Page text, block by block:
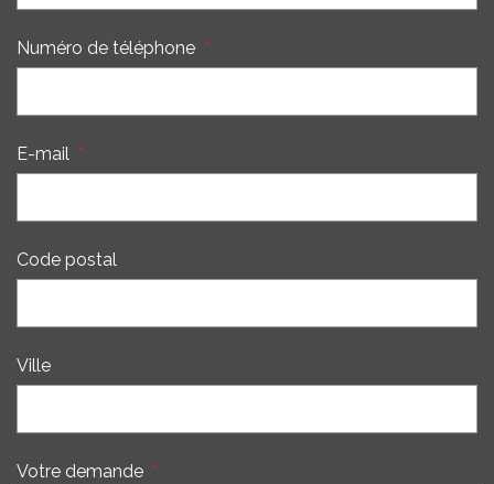
Numéro de téléphone *
E-mail *
Code postal
Ville
Votre demande *